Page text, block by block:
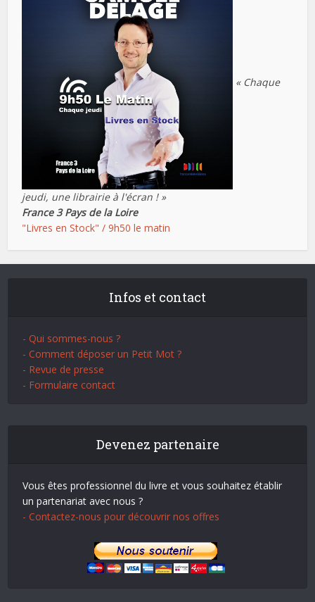
« Chaque
jeudi, une librairie à l'écran ! »
France 3 Pays de la Loire
"Livres en Stock" / 9h50 le matin
Infos et contact
- Qui sommes-nous ?
- Comment déposer un Petit Mot ?
- Revue de presse
- Formulaire contact
Devenez partenaire
Vous êtes professionnel du livre et vous souhaitez établir
un partenariat avec nous ?
- Contactez-nous pour découvrir nos offres